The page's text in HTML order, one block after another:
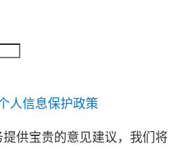
人信息保护政策
供宝贵的意见建议，我们将